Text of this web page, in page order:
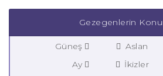
Gezegenlerin
Güneş Aslan
Ay
İkizler